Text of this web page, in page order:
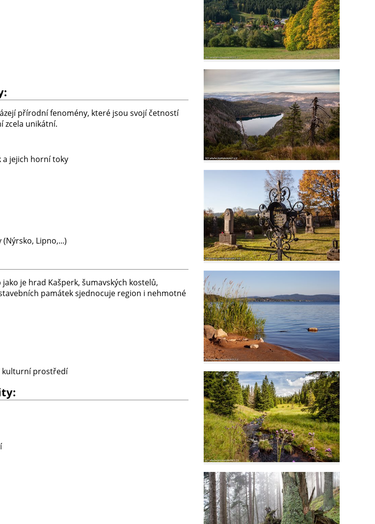
přírodní fenomény, které jsou svojí četností
zcela unikátní.
a jejich horní toky
Lipno,...)
je hrad Kašperk, šumavských kostelů,
památek sjednocuje region i nehmotné
kulturní prostředí